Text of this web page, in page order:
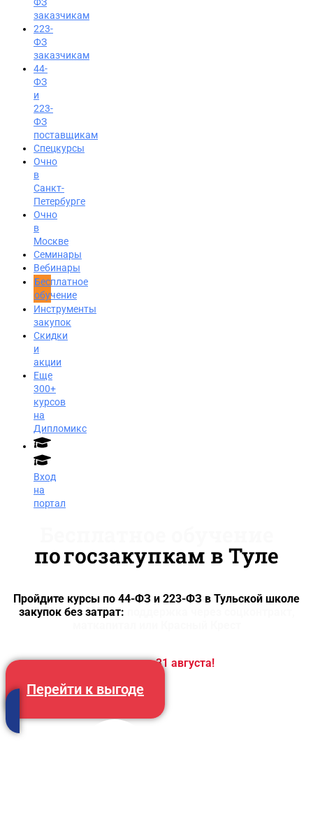
Вход на портал
8 (800) 200-24-26
заказчикам
223-
ФЗ
заказчикам
44-
ФЗ
и
223-
ФЗ
поставщикам
Спецкурсы
Очно
в
Санкт-
Петербурге
Очно
в
Москве
Семинары
Вебинары
Бесплатное
обучение
Инструменты
закупок
Скидки
и
акции
Еще
300+
курсов
на
Дипломикс
Вход
на
портал
по госзакупкам в Туле
Пройдите курсы по 44-ФЗ и 223-ФЗ в Тульской школе
закупок без затрат:
Только до31 августа!
Перейти к выгоде